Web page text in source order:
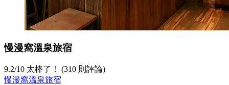
慢漫窩溫泉旅宿
9.2/10 太棒了！ (310 則評論)
慢漫窩溫泉旅宿